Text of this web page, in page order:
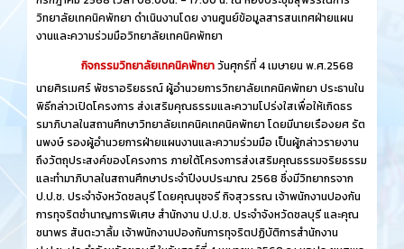
วิทยาลัยเทคนิคพัทยา ดำเนินงานโดย งานศูนย์ข้อมูลสารสนเทศฝ่ายแผน
งานและความร่วมมือวิทยาลัยเทคนิคพัทยา
กิจกรรมวิทยาลัยเทคนิคพัทยาวันศุกร์ที่ 4 เมษายน พ.ศ.2568
นายศิรเมศร์ พัชราอริยธรณ์ ผู้อำนวยการวิทยาลัยเทคนิคพัทยา ประธานใน
พิธีกล่าวเปิดโครงการ ส่งเสริมคุณธรรมและความโปร่งใสเพื่อให้เกิดธร
รมาภิบาลในสถานศึกษาวิทยาลัยเทคนิคเทคนิคพัทยา โดยมีนายเรืองยศ รัต
นพงษ์ รองผู้อำนวยการฝ่ายแผนงานและความร่วมมือ เป็นผู้กล่าวรายงาน
ถึงวัตถุประสงค์ของโครงการ ภายใต้โครงการส่งเสริมคุณธรรมจริยธรรม
และทำมาภิบาลในสถานศึกษาประจำปีงบประมาณ 2568 ซึ่งมีวิทยากรจาก
ป.ป.ช. ประจำจังหวัดชลบุรี โดยคุณนุชจรี กิจสุวรรณ เจ้าพนักงานปองกัน
การทุจริตชำนาญการพิเศษ สำนักงาน ป.ป.ช. ประจำจังหวัดชลบุรี และคุณ
ชนาพร สันตะวาลิ้ม เจ้าพนักงานปองกันการทุจริตปฏิบัติการสำนักงาน